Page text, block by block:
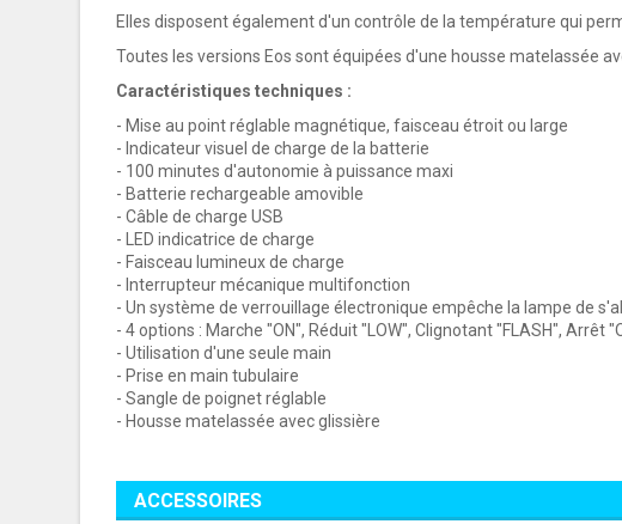
Elles disposent également d'un contrôle de la température qui
Toutes les versions Eos sont équipées d'une housse matelassée
Caractéristiques techniques :
- Mise au point réglable magnétique, faisceau étroit ou large
- Indicateur visuel de charge de la batterie
- 100 minutes d'autonomie à puissance maxi
- Batterie rechargeable amovible
- Câble de charge USB
- LED indicatrice de charge
- Faisceau lumineux de charge
- Interrupteur mécanique multifonction
- Un système de verrouillage électronique empêche la lampe de
- 4 options : Marche "ON", Réduit "LOW", Clignotant "FLASH", Arrêt
- Utilisation d'une seule main
- Prise en main tubulaire
- Sangle de poignet réglable
- Housse matelassée avec glissière
ACCESSOIRES